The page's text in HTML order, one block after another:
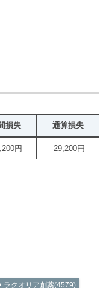
損失 通算損失
円 -29,200円
ラクオリア創薬(4579)